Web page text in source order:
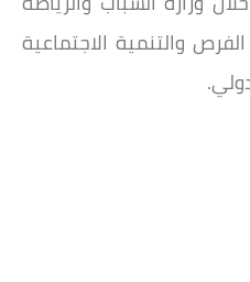
والتنمية الاجتماعية